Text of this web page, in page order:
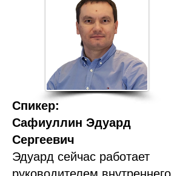
​Спикер:
Сафиуллин Эдуард
Сергеевич
Эдуард сейчас работает